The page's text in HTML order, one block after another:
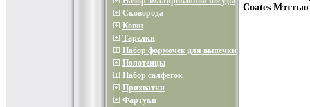
Сковорода
Ковш
Тарелки
Набор формочек для выпечки
Полотенцы
Набор салфеток
Прихватки
Фартуки
Coates